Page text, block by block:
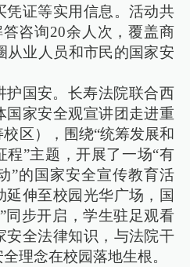
凭证等实用信息。活动共
咨询20余人次，覆盖商
从业人员和市民的国家安
护国安。长寿法院联合西
国家安全观宣讲团走进重
区），围绕“统筹发展和
程”主题，开展了一场“有
”的国家安全宣传教育活
延伸至校园光华广场，国
同步开启，学生驻足观看
安全法律知识，与法院干
理念在校园落地生根。